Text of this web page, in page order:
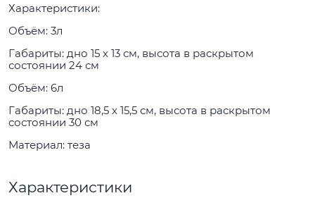
Характеристики:
Объём: 3л
Габариты: дно 15 х 13 см, высота в раскрытом
состоянии 24 см
Объём: 6л
Габариты: дно 18,5 х 15,5 см, высота в раскрытом
состоянии 30 см
Материал: теза
Характеристики